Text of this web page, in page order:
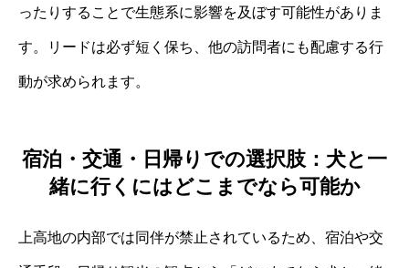
ったりすることで生態系に影響を及ぼす可能性がありま
す。リードは必ず短く保ち、他の訪問者にも配慮する行
動が求められます。
宿泊・交通・日帰りでの選択肢：犬と一
緒に行くにはどこまでなら可能か
上高地の内部では同伴が禁止されているため、宿泊や交